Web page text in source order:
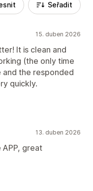
Seřadit
15. duben 2026
It is clean and
(the only time
and the responded
quickly.
13. duben 2026
great